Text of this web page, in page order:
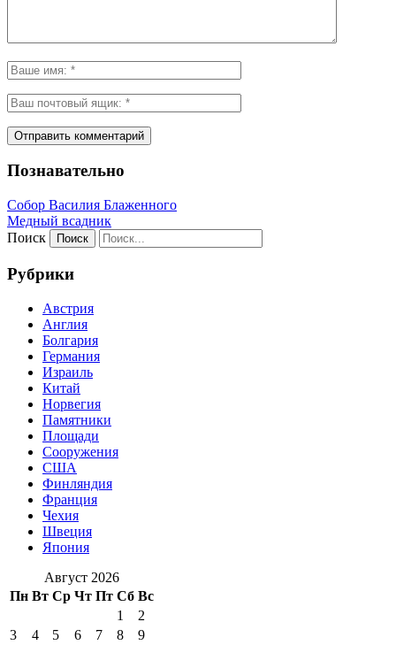
Познавательно
Собор Василия Блаженного
Медный всадник
Поиск
Рубрики
Австрия
Англия
Болгария
Германия
Израиль
Китай
Норвегия
Памятники
Площади
Сооружения
США
Финляндия
Франция
Чехия
Швеция
Япония
Август 2026
Пн Вт Ср Чт Пт Сб Вс
1
2
3
4 5 6 7 8
9